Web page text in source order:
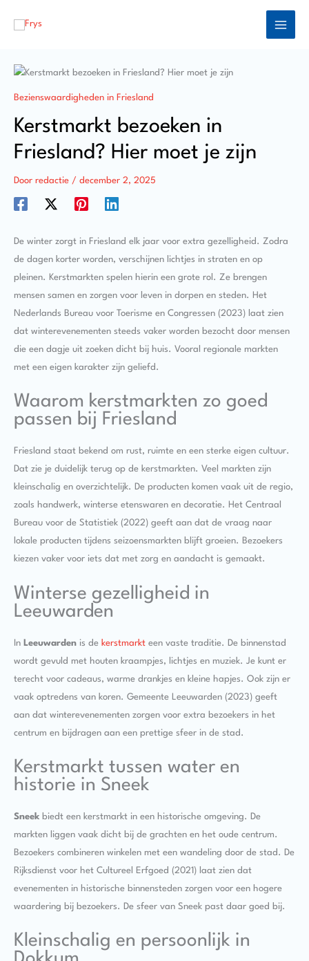
Bezienswaardigheden in Friesland
Kerstmarkt bezoeken in
Friesland? Hier moet je zijn
Door redactie / december 2, 2025
De winter zorgt in Friesland elk jaar voor extra gezelligheid. Zodra
de dagen korter worden, verschijnen lichtjes in straten en op
pleinen. Kerstmarkten spelen hierin een grote rol. Ze brengen
mensen samen en zorgen voor leven in dorpen en steden. Het
Nederlands Bureau voor Toerisme en Congressen (2023) laat zien
dat winterevenementen steeds vaker worden bezocht door mensen
die een dagje uit zoeken dicht bij huis. Vooral regionale markten
met een eigen karakter zijn geliefd.
Waarom kerstmarkten zo goed
passen bij Friesland
Friesland staat bekend om rust, ruimte en een sterke eigen cultuur.
Dat zie je duidelijk terug op de kerstmarkten. Veel markten zijn
kleinschalig en overzichtelijk. De producten komen vaak uit de regio,
zoals handwerk, winterse etenswaren en decoratie. Het Centraal
Bureau voor de Statistiek (2022) geeft aan dat de vraag naar
lokale producten tijdens seizoensmarkten blijft groeien. Bezoekers
kiezen vaker voor iets dat met zorg en aandacht is gemaakt.
Winterse gezelligheid in
Leeuwarden
In Leeuwarden is de kerstmarkt een vaste traditie. De binnenstad
wordt gevuld met houten kraampjes, lichtjes en muziek. Je kunt er
terecht voor cadeaus, warme drankjes en kleine hapjes. Ook zijn er
vaak optredens van koren. Gemeente Leeuwarden (2023) geeft
aan dat winterevenementen zorgen voor extra bezoekers in het
centrum en bijdragen aan een prettige sfeer in de stad.
Kerstmarkt tussen water en
historie in Sneek
Sneek biedt een kerstmarkt in een historische omgeving. De
markten liggen vaak dicht bij de grachten en het oude centrum.
Bezoekers combineren winkelen met een wandeling door de stad. De
Rijksdienst voor het Cultureel Erfgoed (2021) laat zien dat
evenementen in historische binnensteden zorgen voor een hogere
waardering bij bezoekers. De sfeer van Sneek past daar goed bij.
Kleinschalig en persoonlijk in